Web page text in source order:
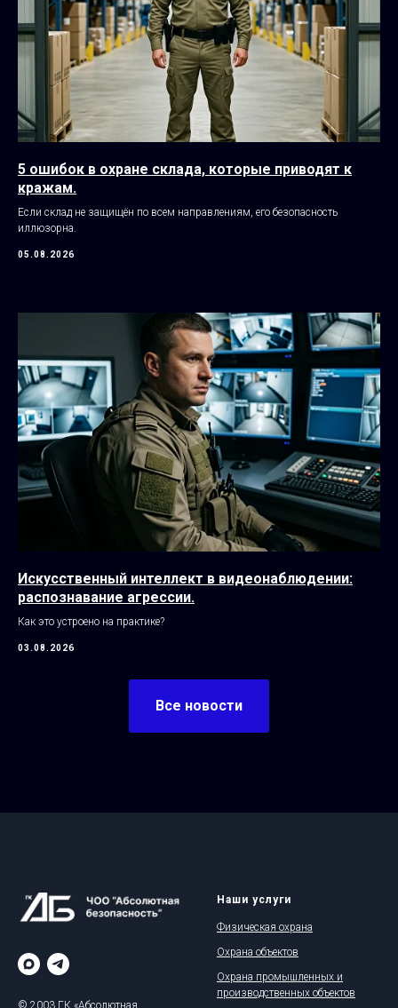
5 ошибок в охране склада, которые приводят к
кражам.
Если склад не защищён по всем направлениям, его безопасность
иллюзорна.
05.08.2026
Искусственный интеллект в видеонаблюдении:
распознавание агрессии.
Как это устроено на практике?
03.08.2026
Все новости
Наши услуги
Физическая охрана
Охрана объектов
Охрана промышленных и
производственных объектов